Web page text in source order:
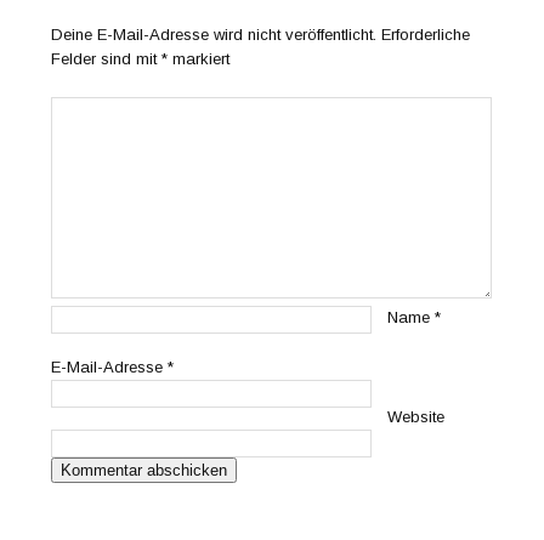
Deine E-Mail-Adresse wird nicht veröffentlicht. Erforderliche
Felder sind mit* markiert
Name*
E-Mail-Adresse*
Website